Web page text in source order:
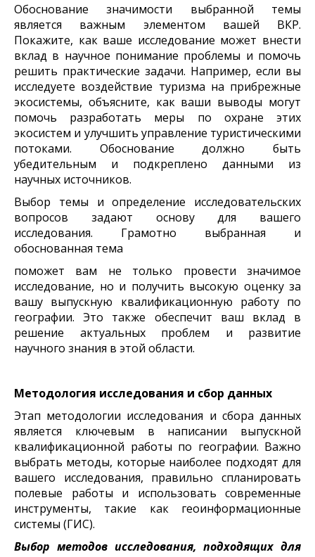
Обоснование значимости выбранной темы
является важным элементом вашей ВКР.
Покажите, как ваше исследование может внести
вклад в научное понимание проблемы и помочь
решить практические задачи. Например, если вы
исследуете воздействие туризма на прибрежные
экосистемы, объясните, как ваши выводы могут
помочь разработать меры по охране этих
экосистем и улучшить управление туристическими
потоками. Обоснование должно быть
убедительным и подкреплено данными из
научных источников.
Выбор темы и определение исследовательских
вопросов задают основу для вашего
исследования. Грамотно выбранная и
обоснованная тема
поможет вам не только провести значимое
исследование, но и получить высокую оценку за
вашу выпускную квалификационную работу по
географии. Это также обеспечит ваш вклад в
решение актуальных проблем и развитие
научного знания в этой области.
Методология исследования и сбор данных
Этап методологии исследования и сбора данных
является ключевым в написании выпускной
квалификационной работы по географии. Важно
выбрать методы, которые наиболее подходят для
вашего исследования, правильно спланировать
полевые работы и использовать современные
инструменты, такие как геоинформационные
системы (ГИС).
Выбор методов исследования, подходящих для